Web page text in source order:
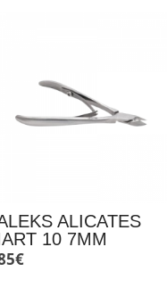
ALICATES
10 7MM
€